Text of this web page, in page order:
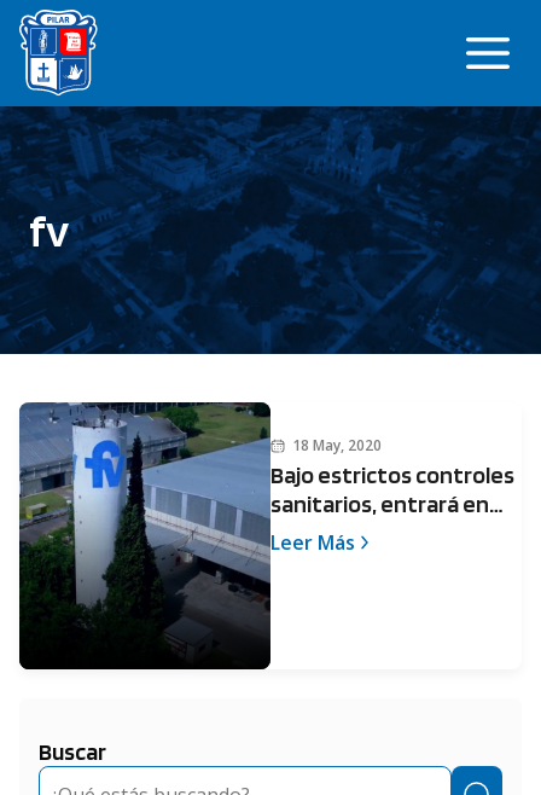
Saltar
contenido
fv
18 May, 2020
Bajo estrictos controles
sanitarios, entrará en
actividad la industria FV
Leer Más
Buscar
Buscar